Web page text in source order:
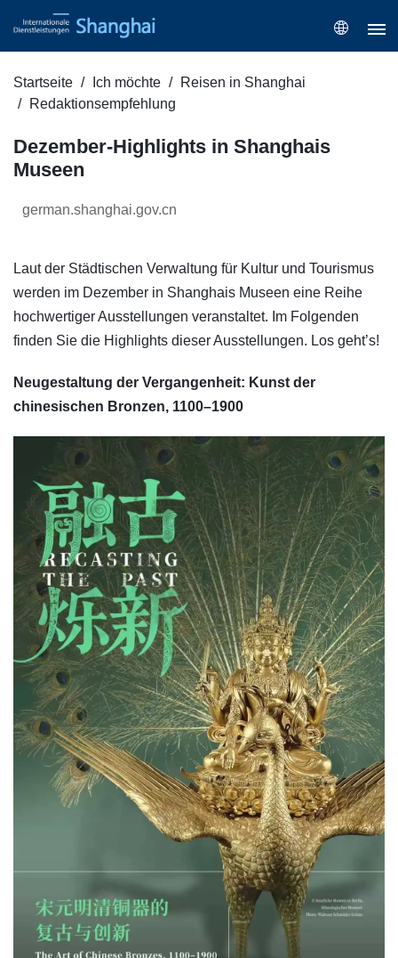
Startseite Ich möchte
Reisen in Shanghai
Redaktionsempfehlung
Dezember-Highlights in Shanghais
Museen
german.shanghai.gov.cn
Laut der Städtischen Verwaltung für Kultur und Tourismus
werden im Dezember in Shanghais Museen eine Reihe
hochwertiger Ausstellungen veranstaltet. Im Folgenden
finden Sie die Highlights dieser Ausstellungen. Los geht’s!
Neugestaltung der Vergangenheit: Kunst der
chinesischen Bronzen, 1100–1900